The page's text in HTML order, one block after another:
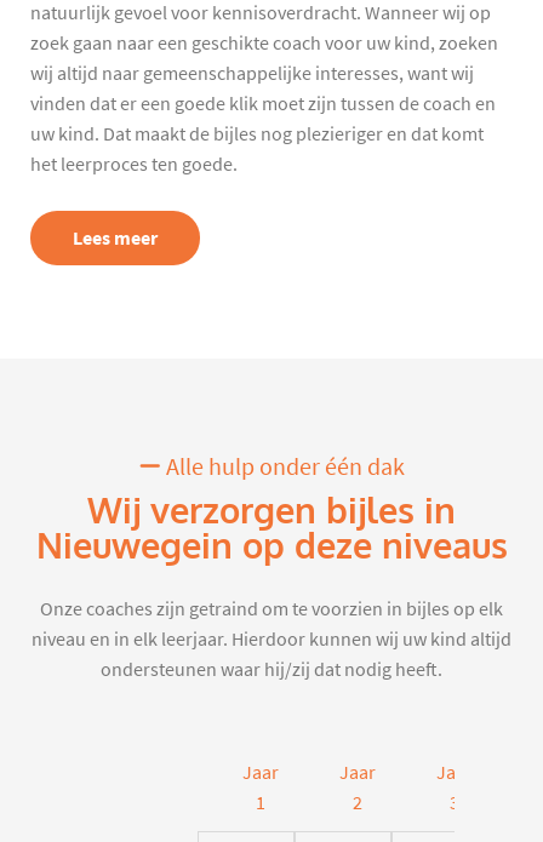
natuurlijk gevoel voor kennisoverdracht. Wanneer wij op
zoek gaan naar een geschikte coach voor uw kind, zoeken
wij altijd naar gemeenschappelijke interesses, want wij
vinden dat er een goede klik moet zijn tussen de coach en
uw kind. Dat maakt de bijles nog plezieriger en dat komt
het leerproces ten goede.
Lees meer
Alle hulp onder één dak
Wij verzorgen bijles in
Nieuwegein op deze niveaus
Onze coaches zijn getraind om te voorzien in bijles op elk
niveau en in elk leerjaar. Hierdoor kunnen wij uw kind altijd
ondersteunen waar hij/zij dat nodig heeft.
Jaar
1
Jaar
2
Jaar
3